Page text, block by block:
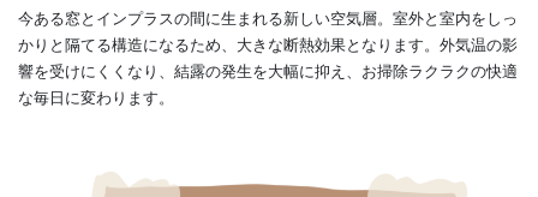
今ある窓とインプラスの間に生まれる新しい空気層。室外と室内をしっ
かりと隔てる構造になるため、大きな断熱効果となります。外気温の影
響を受けにくくなり、結露の発生を大幅に抑え、お掃除ラクラクの快適
な毎日に変わります。